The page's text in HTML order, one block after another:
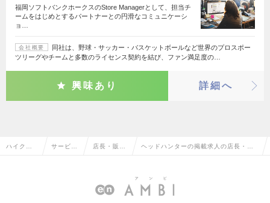
福岡ソフトバンクホークスのStore Managerとして、担当チ
ームをはじめとするパートナーとの円滑なコミュニケーシ
ョ…
会社概要
同社は、野球・サッカー・バスケットボールなど世界のプロスポー
ツリーグやチームと多数のライセンス契約を結び、ファン満足度の…
興味あり 詳細へ
ハイクラ サービ 店長・販
理
ヘッドハンターの掲載求人の店長・販